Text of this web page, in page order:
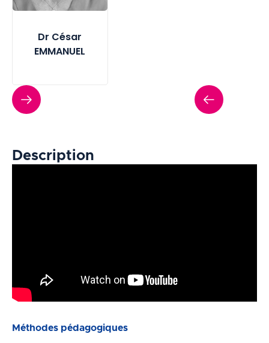
Dr César
EMMANUEL
Description
Méthodes pédagogiques